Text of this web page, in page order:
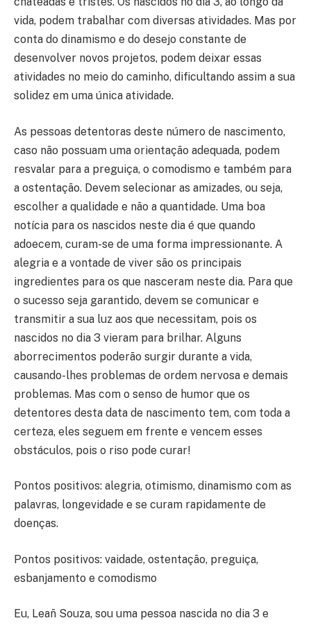
vida, podem trabalhar com diversas atividades. Mas por
conta do dinamismo e do desejo constante de
desenvolver novos projetos, podem deixar essas
atividades no meio do caminho, dificultando assim a sua
solidez em uma única atividade.
As pessoas detentoras deste número de nascimento,
caso não possuam uma orientação adequada, podem
resvalar para a preguiça, o comodismo e também para
a ostentação. Devem selecionar as amizades, ou seja,
escolher a qualidade e não a quantidade. Uma boa
notícia para os nascidos neste dia é que quando
adoecem, curam-se de uma forma impressionante. A
alegria e a vontade de viver são os principais
ingredientes para os que nasceram neste dia. Para que
o sucesso seja garantido, devem se comunicar e
transmitir a sua luz aos que necessitam, pois os
nascidos no dia 3 vieram para brilhar. Alguns
aborrecimentos poderão surgir durante a vida,
causando-lhes problemas de ordem nervosa e demais
problemas. Mas com o senso de humor que os
detentores desta data de nascimento tem, com toda a
certeza, eles seguem em frente e vencem esses
obstáculos, pois o riso pode curar!
Pontos positivos: alegria, otimismo, dinamismo com as
palavras, longevidade e se curam rapidamente de
doenças.
Pontos positivos: vaidade, ostentação, preguiça,
esbanjamento e comodismo
Eu, Leañ Souza, sou uma pessoa nascida no dia 3 e